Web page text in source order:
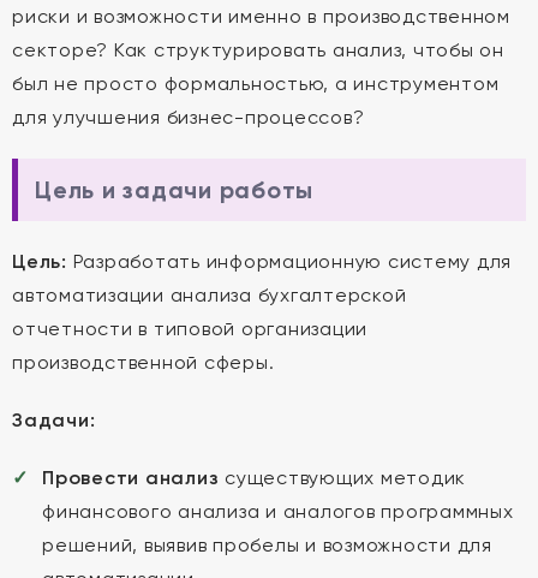
риски и возможности именно в производственном
секторе? Как структурировать анализ, чтобы он
был не просто формальностью, а инструментом
для улучшения бизнес-процессов?
Цель и задачи работы
Цель: Разработать информационную систему для
автоматизации анализа бухгалтерской
отчетности в типовой организации
производственной сферы.
Задачи:
Провести анализ существующих методик
финансового анализа и аналогов программных
решений, выявив пробелы и возможности для